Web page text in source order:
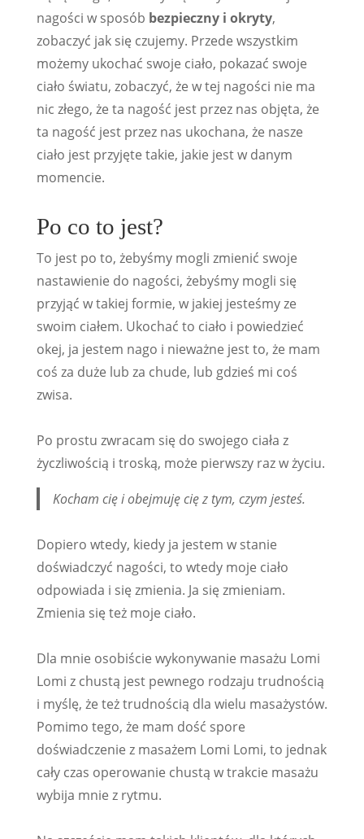
nagości w sposób bezpieczny i okryty,
zobaczyć jak się czujemy. Przede wszystkim
możemy ukochać swoje ciało, pokazać swoje
ciało światu, zobaczyć, że w tej nagości nie ma
nic złego, że ta nagość jest przez nas objęta, że
ta nagość jest przez nas ukochana, że nasze
ciało jest przyjęte takie, jakie jest w danym
momencie.
Po co to jest?
To jest po to, żebyśmy mogli zmienić swoje
nastawienie do nagości, żebyśmy mogli się
przyjąć w takiej formie, w jakiej jesteśmy ze
swoim ciałem. Ukochać to ciało i powiedzieć
okej, ja jestem nago i nieważne jest to, że mam
coś za duże lub za chude, lub gdzieś mi coś
zwisa.
Po prostu zwracam się do swojego ciała z
życzliwością i troską, może pierwszy raz w życiu.
Kocham cię i obejmuję cię z tym, czym jesteś.
Dopiero wtedy, kiedy ja jestem w stanie
doświadczyć nagości, to wtedy moje ciało
odpowiada i się zmienia. Ja się zmieniam.
Zmienia się też moje ciało.
Dla mnie osobiście wykonywanie masażu Lomi
Lomi z chustą jest pewnego rodzaju trudnością
i myślę, że też trudnością dla wielu masażystów.
Pomimo tego, że mam dość spore
doświadczenie z masażem Lomi Lomi, to jednak
cały czas operowanie chustą w trakcie masażu
wybija mnie z rytmu.